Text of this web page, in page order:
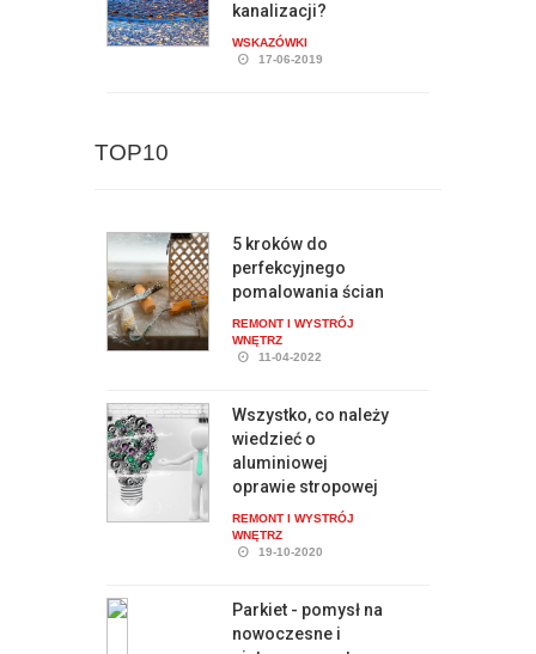
kanalizacji?
WSKAZÓWKI
17-06-2019
TOP10
5 kroków do
perfekcyjnego
pomalowania ścian
REMONT I WYSTRÓJ
WNĘTRZ
11-04-2022
Wszystko, co należy
wiedzieć o
aluminiowej
oprawie stropowej
REMONT I WYSTRÓJ
WNĘTRZ
19-10-2020
Parkiet - pomysł na
nowoczesne i